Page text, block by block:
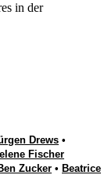
in der
Drews •
Fischer
Zucker • Beatrice